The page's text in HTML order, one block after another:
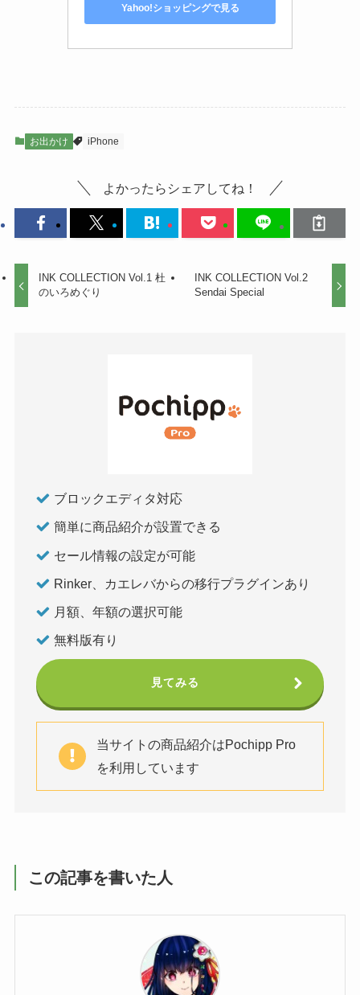
Yahoo!ショッピングで見る
お出かけ iPhone
よかったらシェアしてね！
INK COLLECTION Vol.1 杜
のいろめぐり
INK COLLECTION Vol.2
Sendai Special
ブロックエディタ対応
簡単に商品紹介が設置できる
セール情報の設定が可能
Rinker、カエレバからの移行プラグインあり
月額、年額の選択可能
無料版有り
見てみる
当サイトの商品紹介はPochipp Pro
を利用しています
この記事を書いた人